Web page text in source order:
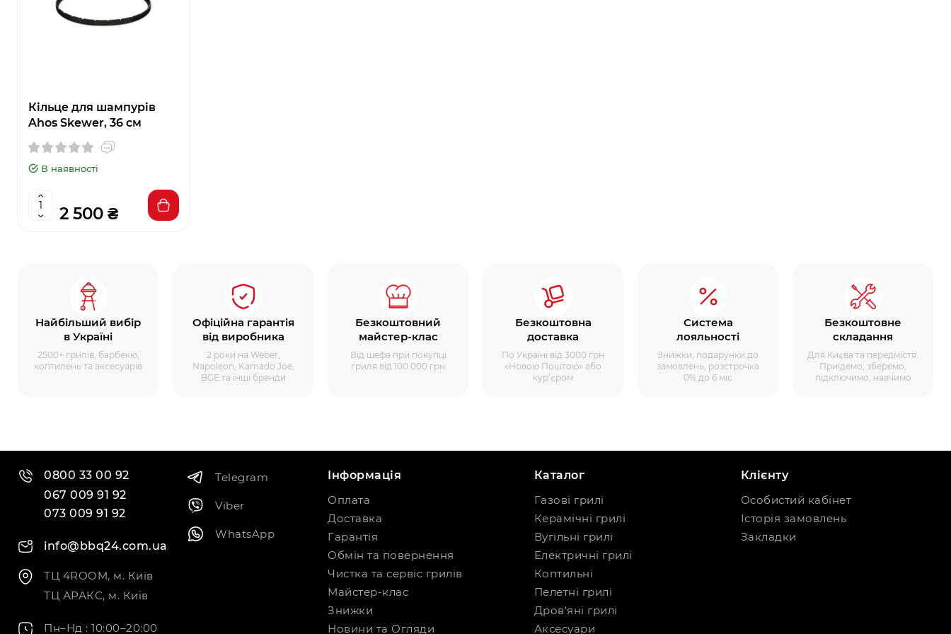
Кільце для шампурів
Ahos Skewer, 36 см
В наявності
2 500 ₴
Найбільший вибір
в Україні
2500+ грилів, барбекю,
коптилень та аксесуарів
Офіційна гарантія
від виробника
2 роки на Weber,
Napoleon, Kamado Joe,
BGE та інші бренди
Безкоштовний
майстер-клас
Від шефа при покупці
гриля від 100 000 грн
Безкоштовна
доставка
По Україні від 3000 грн
«Новою Поштою» або
кур’єром
Система
лояльності
Знижки, подарунки до
замовлень, розстрочка
0% до 6 міс
Безкоштовне
складання
Для Києва та передмістя.
Приїдемо, зберемо,
підключимо, навчимо
0800 33 00 92
067 009 91 92
073 009 91 92
info@bbq24.com.ua
ТЦ 4ROOM, м. Київ
ТЦ АРАКС, м. Київ
Пн–Нд : 10:00–20:00
Telegram
Viber
WhatsApp
Інформація
Оплата
Доставка
Гарантія
Обмін та повернення
Чистка та сервіс грилів
Майстер-клас
Знижки
Новини та Огляди
Каталог
Газові грилі
Керамічні грилі
Вугільні грилі
Електричні грилі
Коптильні
Пелетні грилі
Дров'яні грилі
Аксесуари
Клієнту
Особистий кабінет
Історія замовлень
Закладки